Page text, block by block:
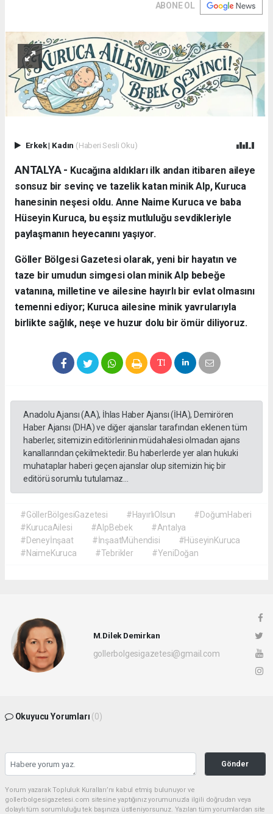
ABONE OL
Erkek| Kadın (Haberi Sesli Oku)
ANTALYA - ​ Kucağına aldıkları ilk andan itibaren aileye
sonsuz bir sevinç ve tazelik katan minik Alp, Kuruca
hanesinin neşesi oldu. Anne Naime Kuruca ve baba
Hüseyin Kuruca, bu eşsiz mutluluğu sevdikleriyle
paylaşmanın heyecanını yaşıyor.
​Göller Bölgesi Gazetesi olarak, yeni bir hayatın ve
taze bir umudun simgesi olan minik Alp bebeğe
vatanına, milletine ve ailesine hayırlı bir evlat olmasını
temenni ediyor; Kuruca ailesine minik yavrularıyla
birlikte sağlık, neşe ve huzur dolu bir ömür diliyoruz.
Anadolu Ajansı (AA), İhlas Haber Ajansı (İHA), Demirören
Haber Ajansı (DHA) ve diğer ajanslar tarafından eklenen tüm
haberler, sitemizin editörlerinin müdahalesi olmadan ajans
kanallarından çekilmektedir. Bu haberlerde yer alan hukuki
muhataplar haberi geçen ajanslar olup sitemizin hiç bir
editörü sorumlu tutulamaz...
#GöllerBölgesiGazetesi #HayırlıOlsun
#DoğumHaberi
#KurucaAilesi
#AlpBebek
#Antalya
#Deneyİnşaat
#İnşaatMühendisi
#HüseyinKuruca
#NaimeKuruca
#Tebrikler #YeniDoğan
M.Dilek Demirkan
gollerbolgesigazetesi@gmail.com
Okuyucu Yorumları (0)
Gönder
Yorum yazarak Topluluk Kuralları’nı kabul etmiş bulunuyor ve
gollerbolgesigazetesi.com sitesine yaptığınız yorumunuzla ilgili doğrudan veya
dolaylı tüm sorumluluğu tek başınıza üstleniyorsunuz. Yazılan tüm yorumlardan site